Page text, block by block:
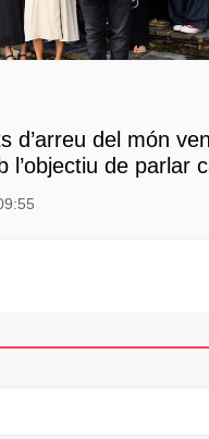
d’arreu del món
l’objectiu de parlar